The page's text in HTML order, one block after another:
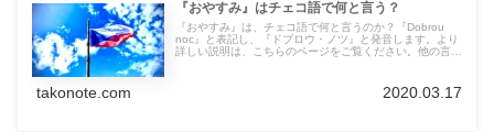
『おやすみ』はチェコ語で何と言う？
『おやすみ』は、チェコ語で何と言うのか？『Dobrou
noc』と表記し、『ドブロウ・ノツ』と発音します。より
詳しい説明は、こちらのページをご覧ください。他の言語
takonote.com 2020.03.17